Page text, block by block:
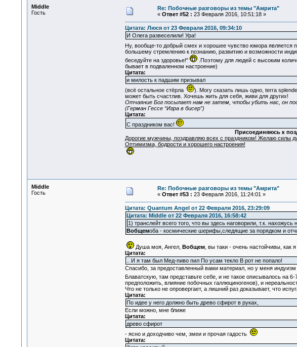
Middle
Гость
Re: Побочные разговоры из темы "Амрита"
« Ответ #52 : 23 Февраля 2016, 10:51:18 »
Цитата: Люся от 23 Февраля 2016, 09:34:10
И Олега развеселили! Ура!
Ну, вообще-то добрый смех и хорошее чувство юмора является
большему стремлению к познанию, развитию и возможности
беседуйте на здоровье!"
.Поэтому для людей с высоким
бывает в подваленном настроение)
Цитата:
и милость к падшим призывал
(всё остальное стёрла
). Могу сказать лишь одно, terra
может быть счастлив. Хочешь жить для себя, живи для других!
Отчаяние Бог посылает нам не затем, чтобы убить нас, он
(Герман Гессе “Игра в бисер”)
Цитата:
С праздником вас!
Присоединяюсь к поздравлениям
Дорогие мужчины, поздравляю всех с праздником! Желаю силы
Оптимизма, бодрости и хорошего настроения!
Middle
Гость
Re: Побочные разговоры из темы "Амрита"
« Ответ #53 : 23 Февраля 2016, 11:24:01 »
Цитата: Quantum Angel от 22 Февраля 2016, 23:29:09
Цитата: Middle от 22 Февраля 2016, 16:58:42
1) транслейт всего того, что вы здесь наговорили, т.к.
Вобщемоба - космические шерифы,следящие за порядком и
Душа моя, Ангел, Вобщем, вы таки - очень настойчивы, как
Цитата:
.. И я там был Мед-пиво пил По усам текло В рот не попало!
Спасибо, за предоставленный вами материал, но у меня
Блаватскую, там представьте себе, и не такое описывалось на
предположить, влияние побочных галлюциногенов), и
Что не только не опровергает, а лишний раз доказывает, что
Цитата:
По идее у него должно быть древо сфирот в руках,
Если можно, мне ближе
Цитата:
древо сфирот
- ясно и доходчиво чем, змеи и прочая гадость
Цитата: